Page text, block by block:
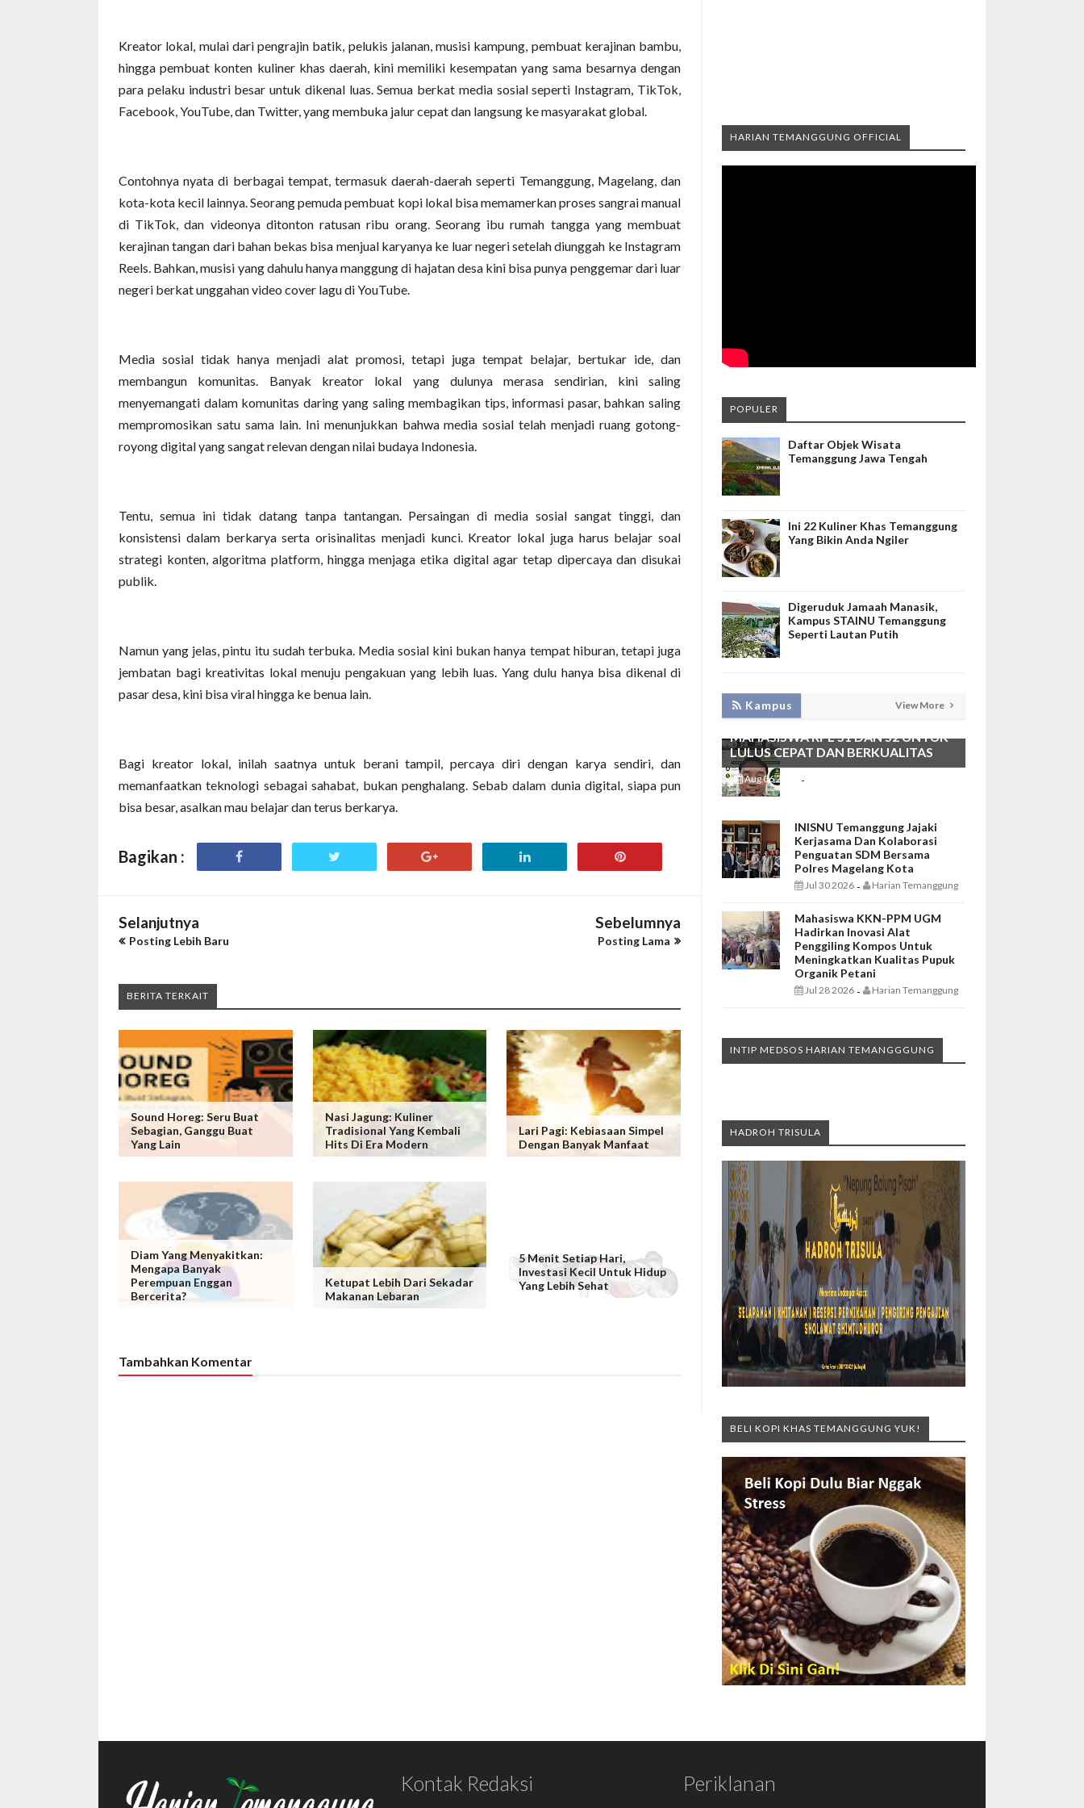
Kreator lokal, mulai dari pengrajin batik, pelukis jalanan, musisi kampung, pembuat kerajinan bambu,
hingga pembuat konten kuliner khas daerah, kini memiliki kesempatan yang sama besarnya dengan
para pelaku industri besar untuk dikenal luas. Semua berkat media sosial seperti Instagram, TikTok,
Facebook, YouTube, dan Twitter, yang membuka jalur cepat dan langsung ke masyarakat global.
Contohnya nyata di berbagai tempat, termasuk daerah-daerah seperti Temanggung, Magelang, dan
kota-kota kecil lainnya. Seorang pemuda pembuat kopi lokal bisa memamerkan proses sangrai manual
di TikTok, dan videonya ditonton ratusan ribu orang. Seorang ibu rumah tangga yang membuat
kerajinan tangan dari bahan bekas bisa menjual karyanya ke luar negeri setelah diunggah ke Instagram
Reels. Bahkan, musisi yang dahulu hanya manggung di hajatan desa kini bisa punya penggemar dari luar
negeri berkat unggahan video cover lagu di YouTube.
Media sosial tidak hanya menjadi alat promosi, tetapi juga tempat belajar, bertukar ide, dan
membangun komunitas. Banyak kreator lokal yang dulunya merasa sendirian, kini saling
menyemangati dalam komunitas daring yang saling membagikan tips, informasi pasar, bahkan saling
mempromosikan satu sama lain. Ini menunjukkan bahwa media sosial telah menjadi ruang gotong-
royong digital yang sangat relevan dengan nilai budaya Indonesia.
Tentu, semua ini tidak datang tanpa tantangan. Persaingan di media sosial sangat tinggi, dan
konsistensi dalam berkarya serta orisinalitas menjadi kunci. Kreator lokal juga harus belajar soal
strategi konten, algoritma platform, hingga menjaga etika digital agar tetap dipercaya dan disukai
publik.
Namun yang jelas, pintu itu sudah terbuka. Media sosial kini bukan hanya tempat hiburan, tetapi juga
jembatan bagi kreativitas lokal menuju pengakuan yang lebih luas. Yang dulu hanya bisa dikenal di
pasar desa, kini bisa viral hingga ke benua lain.
Bagi kreator lokal, inilah saatnya untuk berani tampil, percaya diri dengan karya sendiri, dan
memanfaatkan teknologi sebagai sahabat, bukan penghalang. Sebab dalam dunia digital, siapa pun
bisa besar, asalkan mau belajar dan terus berkarya.
Bagikan :
Selanjutnya
Posting Lebih Baru
Sebelumnya
Posting Lama
BERITA TERKAIT
Sound Horeg: Seru Buat
Sebagian, Ganggu Buat
Yang Lain
Nasi Jagung: Kuliner
Tradisional Yang Kembali
Hits Di Era Modern
Lari Pagi: Kebiasaan Simpel
Dengan Banyak Manfaat
Diam Yang Menyakitkan:
Mengapa Banyak
Perempuan Enggan
Bercerita?
Ketupat Lebih Dari Sekadar
Makanan Lebaran
5 Menit Setiap Hari,
Investasi Kecil Untuk Hidup
Yang Lebih Sehat
Tambahkan Komentar
HARIAN TEMANGGUNG OFFICIAL
POPULER
Daftar Objek Wisata
Temanggung Jawa Tengah
Ini 22 Kuliner Khas Temanggung
Yang Bikin Anda Ngiler
Digeruduk Jamaah Manasik,
Kampus STAINU Temanggung
Seperti Lautan Putih
Kampus View More
LAKUKAN BIMTEK RPL, INISNU
TEMANGGUNG SIAP FASILITASI
MAHASISWA RPL S1 DAN S2 UNTUK
LULUS CEPAT DAN BERKUALITAS
Aug 06 2026 -
INISNU Temanggung Jajaki
Kerjasama Dan Kolaborasi
Penguatan SDM Bersama
Polres Magelang Kota
Jul 30 2026 - Harian Temanggung
Mahasiswa KKN-PPM UGM
Hadirkan Inovasi Alat
Penggiling Kompos Untuk
Meningkatkan Kualitas Pupuk
Organik Petani
Jul 28 2026 - Harian Temanggung
INTIP MEDSOS HARIAN TEMANGGGUNG
HADROH TRISULA
BELI KOPI KHAS TEMANGGUNG YUK!
Kontak Redaksi Periklanan